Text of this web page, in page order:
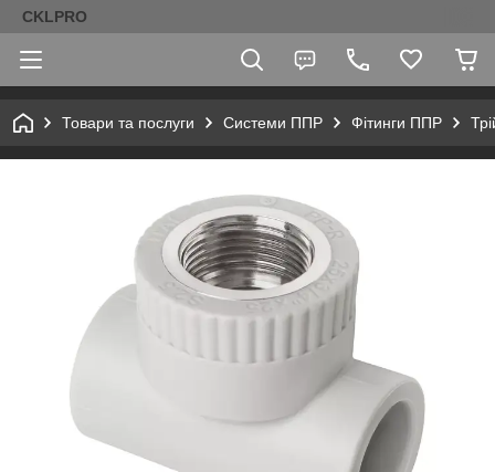
CKLPRO
Товари та послуги Системи ППР Фітинги ППР